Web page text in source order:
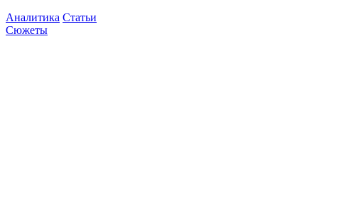
Аналитика Статьи
Сюжеты